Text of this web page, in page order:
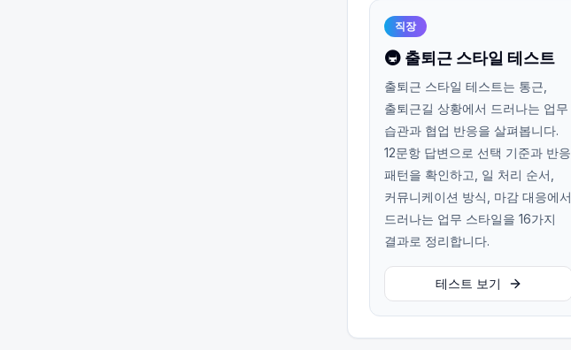
직장
🚇 출퇴근 스타일 테스트
출퇴근 스타일 테스트는 통근,
출퇴근길 상황에서 드러나는 업무
습관과 협업 반응을 살펴봅니다.
12문항 답변으로 선택 기준과 반응
패턴을 확인하고, 일 처리 순서,
커뮤니케이션 방식, 마감 대응에서
드러나는 업무 스타일을 16가지
결과로 정리합니다.
테스트 보기